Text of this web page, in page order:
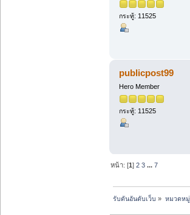
กระทู้: 11525
publicpost99
Hero Member
กระทู้: 11525
หน้า: [1]2 3 ...7
รับดันอันดับเว็บ » หมวดห